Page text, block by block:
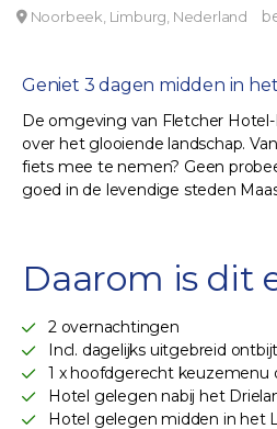
Noorbeek, Limburg, Nederland
Geniet 3 dagen midden in
De omgeving van Fletcher
over het glooiende landschap.
fiets mee te nemen? Geen
goed in de levendige steden
Daarom is dit
2 overnachtingen
Incl. dagelijks uitgebreid
1 x hoofdgerecht keuzemenu
Hotel gelegen nabij het
Hotel gelegen midden in het